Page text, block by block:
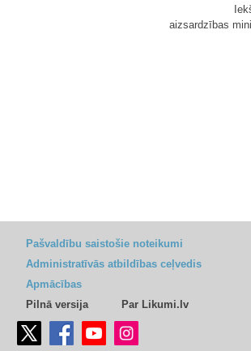
aizsardzības
Pašvaldību saistošie noteikumi
Administratīvās atbildības ceļvedis
Apmācības
Pilnā versija
Par Likumi.lv